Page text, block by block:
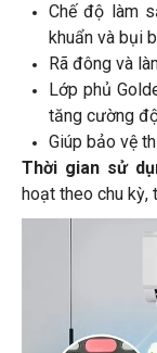
Chế độ làm
khuẩn và bụi
Rã đông và
Lớp phủ
tăng cường
Giúp bảo vệ
Thời gian sử
hoạt theo chu kỳ,